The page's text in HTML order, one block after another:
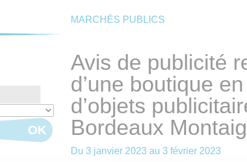
MARCHÉS PUBLICS
Avis de publicité
d’une boutique
d’objets
Bordeaux
Du 3 janvier 2023 au 3 février 2023
OK